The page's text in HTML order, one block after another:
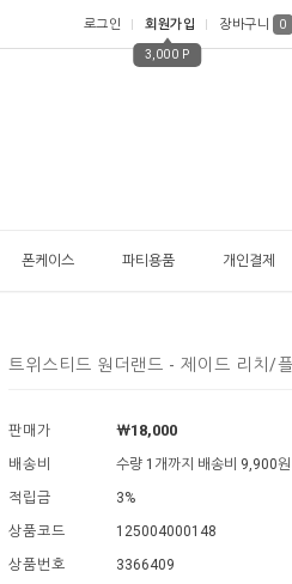
로그인 회원가입
3,000 P
장바구니 0
폰케이스 파티용품 개인결제
트위스티드 원더랜드 - 제이드 리치/
판매가 ￦18,000
배송비
수량 1개까지 배송비 9,900
적립금
3%
상품코드
125004000148
상품번호
3366409